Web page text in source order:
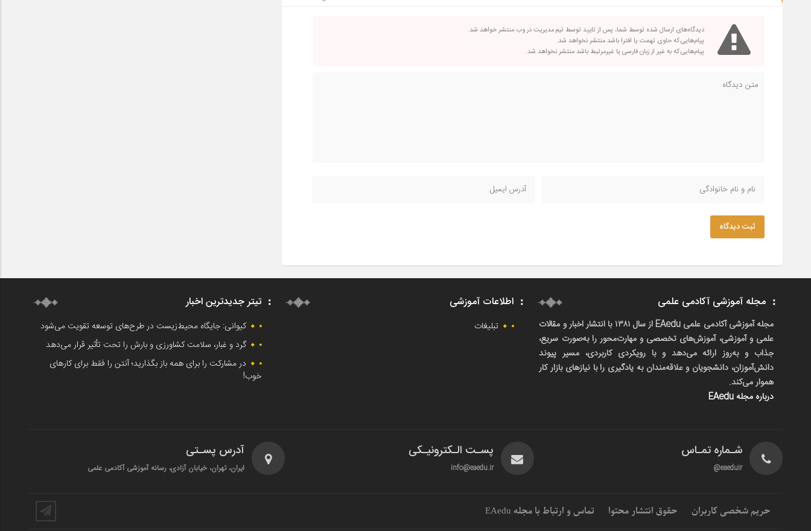
دیدگاه‌های ارسال شده توسط شما، پس از تایید توسط تیم مدیریت در وب منتشر خواهد شد.
پیام‌هایی که حاوی تهمت یا افترا باشد منتشر نخواهد شد.
پیام‌هایی که به غیر از زبان فارسی یا غیرمرتبط باشد منتشر نخواهد شد.
ثبت دیدگاه
مجله آموزشی آکادمی علمی
مجله آموزشی آکادمی علمی EAedu از سال ۱۳۸۱ با انتشار اخبار و مقالات
علمی و آموزشی، آموزش‌های تخصصی و مهارت‌محور را به‌صورت سریع،
جذاب و به‌روز ارائه می‌دهد و با رویکردی کاربردی، مسیر پیوند
دانش‌آموزان، دانشجویان و علاقه‌مندان به یادگیری را با نیازهای بازار کار
هموار می‌کند.
درباره مجله EAedu
اطلاعات آموزشی
تبلیغات
تیتر جدیدترین اخبار
کیوانی: جایگاه محیط‌زیست در طرح‌های توسعه تقویت می‌شود
گرد و غبار، سلامت کشاورزی و بارش را تحت تأثیر قرار می‌دهد
در مشارکت را برای همه باز بگذارید؛ آنتن را فقط برای کارهای
خوب!
شـماره تمـاس
eaeduir@
پسـت الـکترونیـکی
info@eaedu.ir
آدرس پسـتی
ایران، تهران، خیابان آزادی، رسانه آموزشی آکادمی علمی
حریم شخصی کاربران حقوق انتشار محتوا تماس و ارتباط با مجله EAedu